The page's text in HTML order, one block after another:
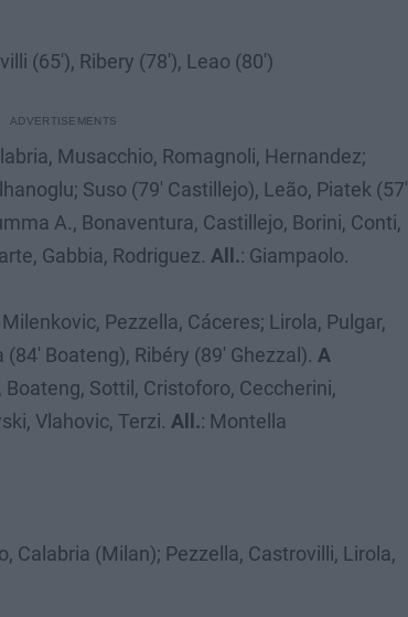
(65′), Ribery (78′), Leao (80′)
Musacchio, Romagnoli, Hernandez;
Suso (79′ Castillejo), Leão, Piatek (57′
A., Bonaventura, Castillejo, Borini, Conti,
Gabbia, Rodriguez. All.: Giampaolo.
Pezzella, Cáceres; Lirola, Pulgar,
Boateng), Ribéry (89′ Ghezzal). A
Boateng, Sottil, Cristoforo, Ceccherini,
Vlahovic, Terzi. All.: Montella
Calabria (Milan); Pezzella, Castrovilli, Lirola,